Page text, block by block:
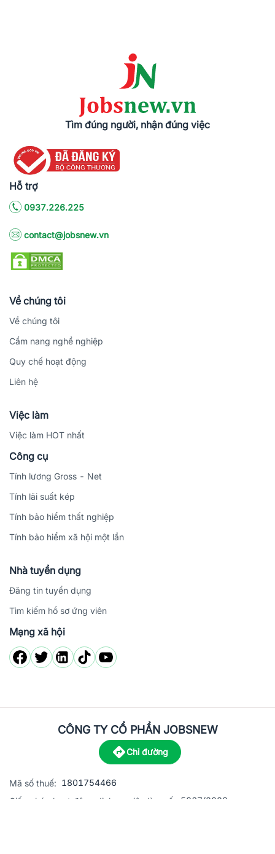
Tìm đúng người, nhận đúng việc
Hỗ trợ
0937.226.225
contact@jobsnew.vn
Về chúng tôi
Về chúng tôi
Cẩm nang nghề nghiệp
Quy chế hoạt động
Liên hệ
Việc làm
Việc làm HOT nhất
Công cụ
Tính lương Gross - Net
Tính lãi suất kép
Tính bảo hiểm thất nghiệp
Tính bảo hiểm xã hội một lần
Nhà tuyển dụng
Đăng tin tuyển dụng
Tìm kiếm hồ sơ ứng viên
Mạng xã hội
CÔNG TY CỔ PHẦN JOBSNEW
Chỉ đường
Mã số thuế: 1801754466
Giấy phép hoạt động dịch vụ việc làm số:
5867/2023